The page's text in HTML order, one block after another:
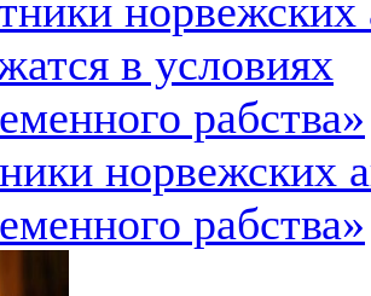
норвежских
рабства»